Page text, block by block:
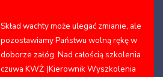
Skład wachty może ulegać zmianie, ale
pozostawiamy Państwu wolną rękę w
doborze załóg. Nad całością szkolenia
czuwa KWŻ (Kierownik Wyszkolenia